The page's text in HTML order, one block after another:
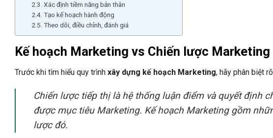
Xác định tiềm năng bản thân
Tạo kế hoạch hành động
Theo dõi, điều chỉnh, đánh giá
Kế hoạch Marketing vs Chiến lược Marketing
Trước khi tìm hiểu quy trình xây dựng kế hoạch Marketing, hãy phân biệt
Chiến lược tiếp thị là hệ thống luận điểm và quyết định
được mục tiêu Marketing. Kế hoạch Marketing gồm
lược đó.